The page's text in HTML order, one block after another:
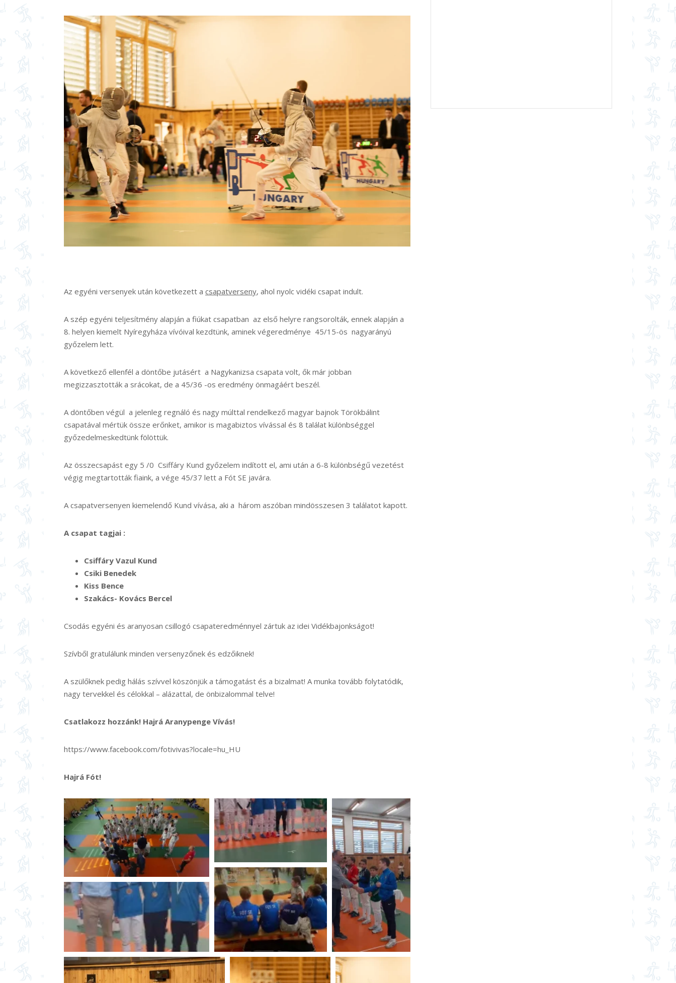
Az egyéni versenyek után következett a csapatverseny, ahol nyolc vidéki csapat indult.
A szép egyéni teljesítmény alapján a fiúkat csapatban az első helyre rangsorolták, ennek alapján a
8. helyen kiemelt Nyíregyháza vívóival kezdtünk, aminek végeredménye 45/15-ös nagyarányú
győzelem lett.
A következő ellenfél a döntőbe jutásért a Nagykanizsa csapata volt, ők már jobban
megizzasztották a srácokat, de a 45/36 -os eredmény önmagáért beszél.
A döntőben végül a jelenleg regnáló és nagy múlttal rendelkező magyar bajnok Törökbálint
csapatával mértük össze erőnket, amikor is magabiztos vívással és 8 találat különbséggel
győzedelmeskedtünk fölöttük.
Az összecsapást egy 5 /0 Csiffáry Kund győzelem indított el, ami után a 6-8 különbségű vezetést
végig megtartották fiaink, a vége 45/37 lett a Fót SE javára.
A csapatversenyen kiemelendő Kund vívása, aki a három aszóban mindösszesen 3 találatot kapott.
A csapat tagjai :
Csiffáry Vazul Kund
Csiki Benedek
Kiss Bence
Szakács- Kovács Bercel
Csodás egyéni és aranyosan csillogó csapateredménnyel zártuk az idei Vidékbajonkságot!
Szívből gratulálunk minden versenyzőnek és edzőiknek!
A szülőknek pedig hálás szívvel köszönjük a támogatást és a bizalmat! A munka tovább folytatódik,
nagy tervekkel és célokkal – alázattal, de önbizalommal telve!
Csatlakozz hozzánk! Hajrá Aranypenge Vívás!
https://www.facebook.com/fotivivas?locale=hu_HU
Hajrá Fót!